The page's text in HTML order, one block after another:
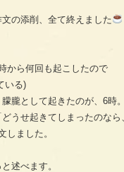
の添削、全て終えました
から何回も起こしたので
いる)
朧として起きたのが、6時。
うせ起きてしまったのな
しました。
述べます。